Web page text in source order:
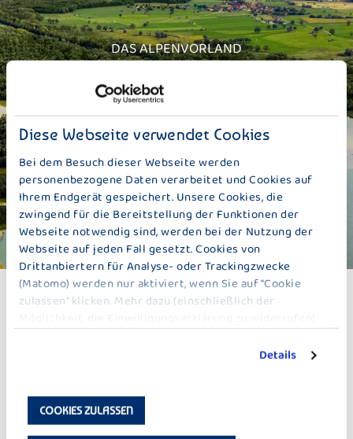
Diese Webseite verwendet Cookies
Bei dem Besuch dieser Webseite werden
personenbezogene Daten verarbeitet und Cookies auf
Ihrem Endgerät gespeichert. Unsere Cookies, die
zwingend für die Bereitstellung der Funktionen der
Webseite notwendig sind, werden bei der Nutzung der
Webseite auf jeden Fall gesetzt. Cookies von
Drittanbiertern für Analyse- oder Trackingzwecke
(Matomo) werden nur aktiviert, wenn Sie auf "Cookie
zulassen" klicken. Mehr dazu (einschließlich der
Möglichkeit, die Einwilligungserklärung zu widerrufen)
Details
COOKIES ZULASSEN
DAS ALPENVORLAND